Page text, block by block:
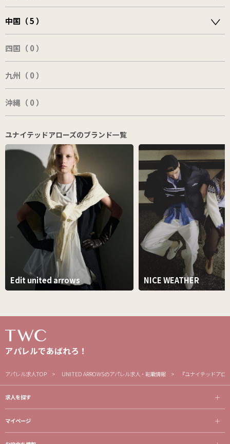
中国（ 5 ）
四国（ 0 ）
九州（ 0 ）
沖縄（ 0 ）
ユナイテッドアローズのブランド一覧
Edit united arrows NICE WEATHER
アパレルであばれろ！
アパレル求人TOP UNITED ARROWSのアパレル求人・転職情報 『ユナイテッドア
求人を探す
マイページ